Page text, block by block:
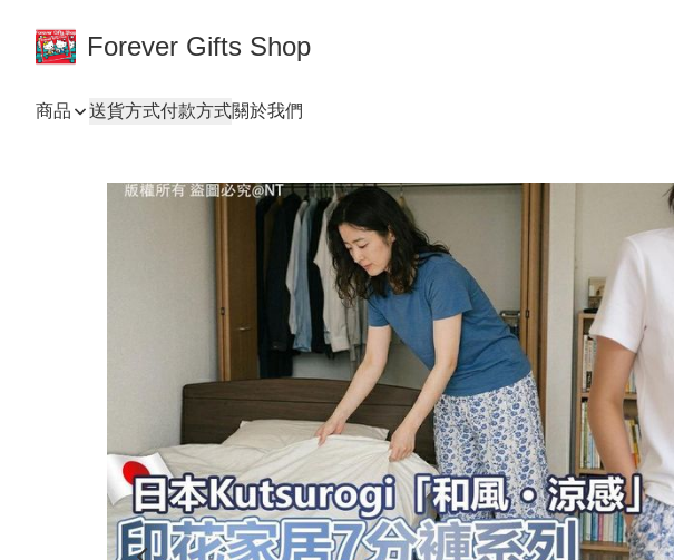
Forever Gifts Shop
商品 送貨方式付款方式關於我們